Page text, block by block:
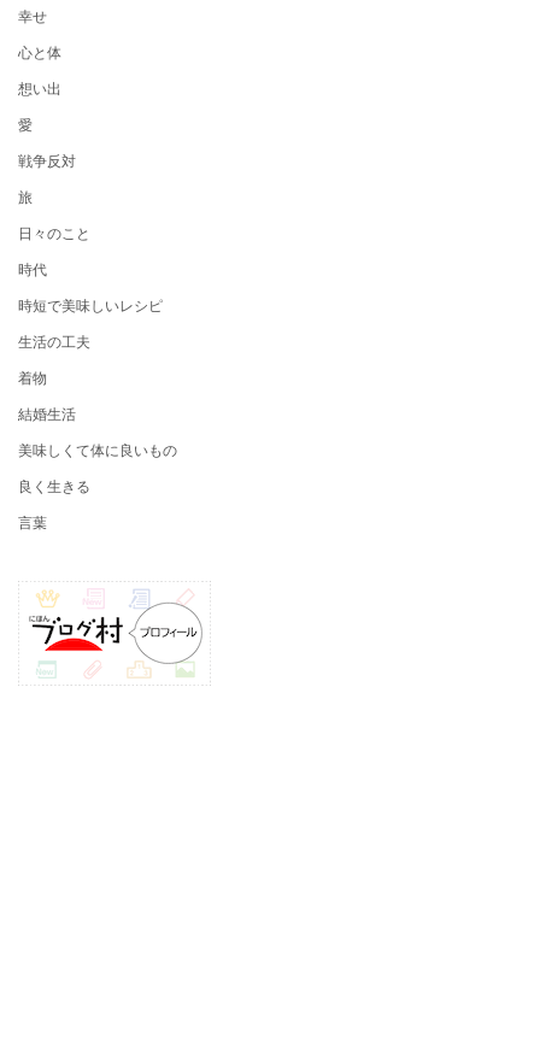
幸せ
心と体
想い出
愛
戦争反対
旅
日々のこと
時代
時短で美味しいレシピ
生活の工夫
着物
結婚生活
美味しくて体に良いもの
良く生きる
言葉